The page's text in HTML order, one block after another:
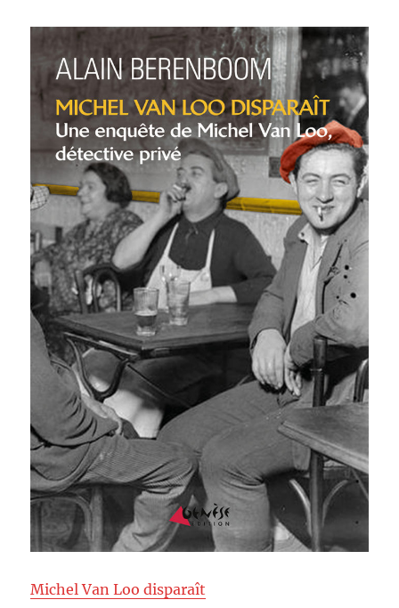
Michel Van Loo disparaît